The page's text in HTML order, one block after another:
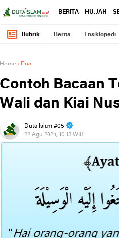
BERITA HUJJAH
Rubrik Berita Ensiklopedi
Home › Doa
Contoh Bacaan
Wali dan Kiai
Duta Islam #05
22 Agu 2024, 10:13 WIB